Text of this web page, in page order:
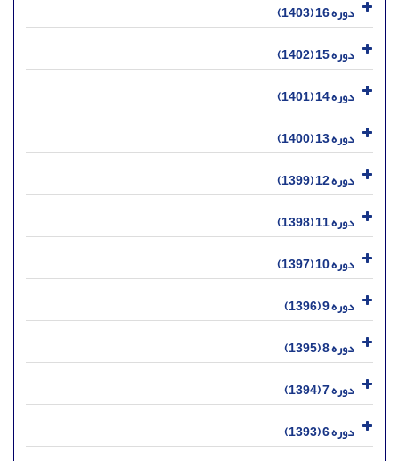
دوره 16 (1403)
دوره 15 (1402)
دوره 14 (1401)
دوره 13 (1400)
دوره 12 (1399)
دوره 11 (1398)
دوره 10 (1397)
دوره 9 (1396)
دوره 8 (1395)
دوره 7 (1394)
دوره 6 (1393)